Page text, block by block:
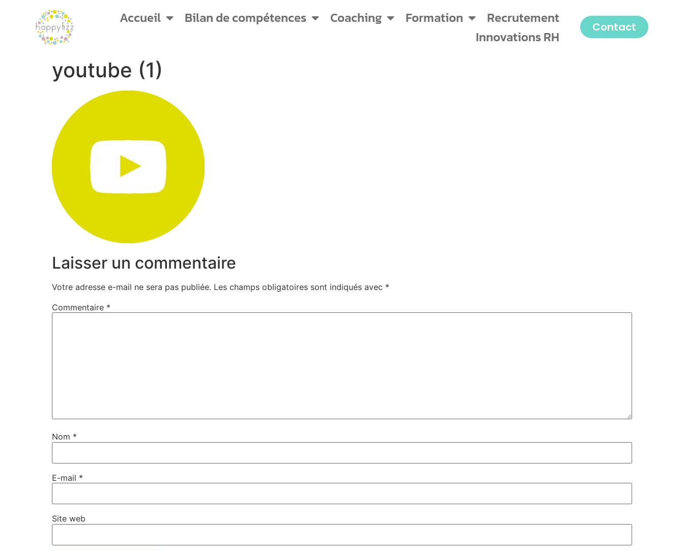
Accueil Bilan de compétences Coaching Formation
Recrutement
Innovations RH
Contact
youtube (1)
Laisser un commentaire
Votre adresse e-mail ne sera pas publiée. Les champs obligatoires sont indiqués avec *
Commentaire *
Nom *
E-mail *
Site web